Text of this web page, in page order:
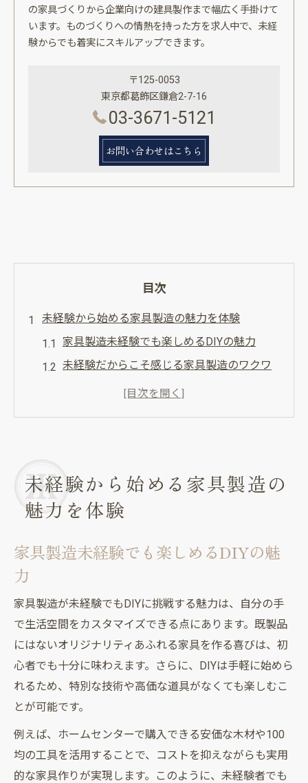
の家具づくりから企業向けの建具製作まで幅広く手掛けて
います。ものづくりへの情熱を持った方を求人中で、未経
験からでも着実にスキルアップできます。
〒125-0053
東京都葛飾区鎌倉2-7-16
03-3671-5121
お問い合わせはこちら
目次
未経験から始める家具製造の魅力を体験
家具製造未経験でも楽しめるDIYの魅力
未経験だからこそ感じる家具製造のワクワ
手軽に挑戦できる初心者向けDIY家具術
家具製造未経験でも簡単に作れるDIY術
100均素材を活用した家具製造未経験向けア
少ない道具で家具製造未経験でもできるDIY
例
道具が少なくても作れる実用家具の工夫
家具製造未経験でも安心の少道具DIYアイデ
家具製造未経験向けに必要な最低限のDIY工
具
未経験から始める家具製造の
魅力を体験
家具製造未経験でも楽しめるDIYの魅
力
家具製造が未経験でもDIYに挑戦する魅力は、自分の手
で生活空間をカスタマイズできる点にあります。既製品
にはないオリジナリティあふれる家具を作る喜びは、初
心者でも十分に味わえます。さらに、DIYは手軽に始めら
れるため、特別な技術や高価な道具がなくても楽しむこ
とが可能です。
例えば、ホームセンターで購入できる安価な木材や100
均の工具を活用することで、コストを抑えながらも実用
的な家具作りが実現します。このように、未経験者でも